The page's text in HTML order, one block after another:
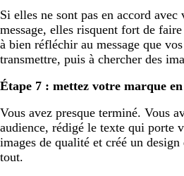
Si elles ne sont pas en accord
message, elles risquent fort de
à bien réfléchir au message que
transmettre, puis à chercher des
Étape 7 : mettez votre marque
Vous avez presque terminé. Vous
audience, rédigé le texte qui porte
images de qualité et créé un
tout.